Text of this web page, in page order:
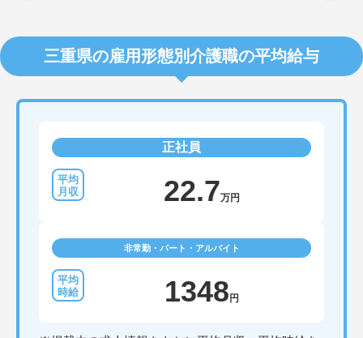
三重県の雇用形態別介護職の平均給与
正社員
22.7万円
非常勤・パート・アルバイト
1348円